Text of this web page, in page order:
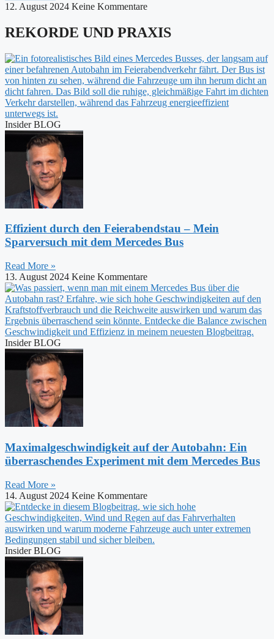
12. August 2024 Keine Kommentare
REKORDE UND PRAXIS
Insider BLOG
Effizient durch den Feierabendstau – Mein
Sparversuch mit dem Mercedes Bus
Read More »
13. August 2024 Keine Kommentare
Insider BLOG
Maximalgeschwindigkeit auf der Autobahn: Ein
überraschendes Experiment mit dem Mercedes Bus
Read More »
14. August 2024 Keine Kommentare
Insider BLOG